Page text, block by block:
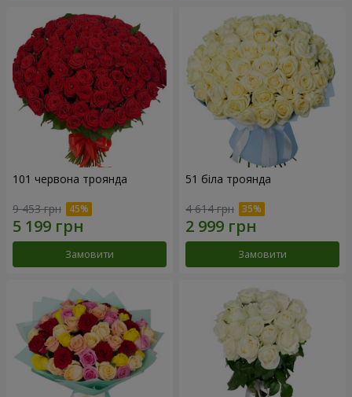
101 червона троянда
9 453 грн
Замовити
51 біла троянда
4 614 грн
Замовити